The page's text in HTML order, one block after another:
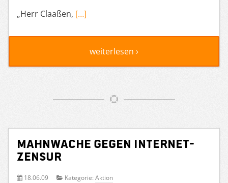
„Herr Claaßen, […]
weiterlesen ›
Mahnwache gegen Internet-
Zensur
18.06.09 Kategorie: Aktion